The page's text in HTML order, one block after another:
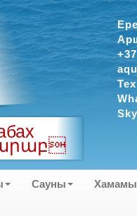
Сауны Хамамы